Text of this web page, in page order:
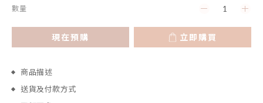
數量
現在預購 立即購買
商品描述
送貨及付款方式